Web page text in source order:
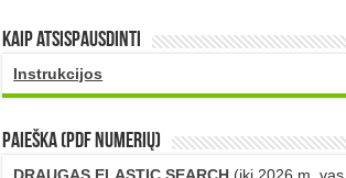
Kaip atsispausdinti
Instrukcijos
PAIEŠKA (PDF numerių)